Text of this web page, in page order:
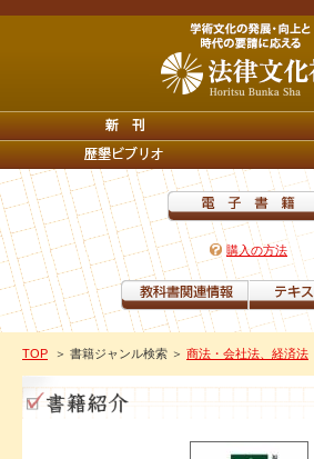
購入の方法
TOP ＞ 書籍ジャンル検索 ＞ 商法・会社法、経済法